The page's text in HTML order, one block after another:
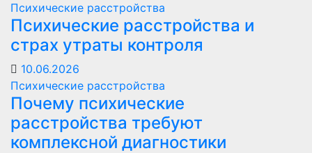
Психические расстройства
Психические расстройства и
страх утраты контроля
10.06.2026
Психические расстройства
Почему психические
расстройства требуют
комплексной диагностики